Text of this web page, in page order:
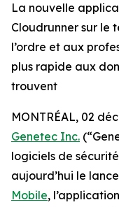
La nouvelle
Cloudrunner sur le
l’ordre et aux
plus rapide aux
trouvent
MONTRÉAL, 02
Genetec Inc.
logiciels de
aujourd’hui le
Mobile,